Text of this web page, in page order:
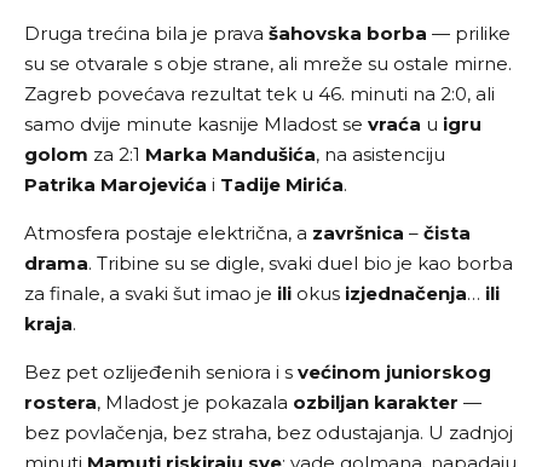
Druga trećina bila je prava šahovska borba — prilike
su se otvarale s obje strane, ali mreže su ostale mirne.
Zagreb povećava rezultat tek u 46. minuti na 2:0, ali
samo dvije minute kasnije Mladost se vraća u igru
golom za 2:1 Marka Mandušića, na asistenciju
Patrika Marojevića i Tadije Mirića.
Atmosfera postaje električna, a završnica – čista
drama. Tribine su se digle, svaki duel bio je kao borba
za finale, a svaki šut imao je ili okus izjednačenja… ili
kraja.
Bez pet ozlijeđenih seniora i s većinom juniorskog
rostera, Mladost je pokazala ozbiljan karakter —
bez povlačenja, bez straha, bez odustajanja. U zadnjoj
minuti Mamuti riskiraju sve: vade golmana, napadaju